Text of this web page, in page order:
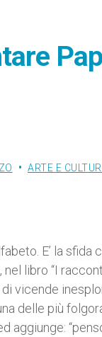
ARTE E
E’ la
nel libro “I
vicende
delle più
aggiunge: